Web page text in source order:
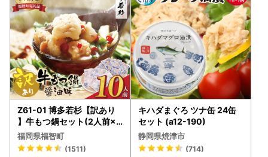
Z61-01 博多若杉【訳あり
】牛もつ鍋セット(2人前×5
) 10人前 もつ鍋
福岡県福智町
(1511)
キハダまぐろ ツナ缶 24缶
セット (a12-190)
静岡県焼津市
(714)